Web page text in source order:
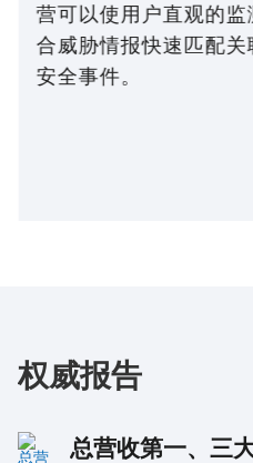
营可以使用户直观的
合威胁情报快速匹配
安全事件。
权威报告
总营收第一、三